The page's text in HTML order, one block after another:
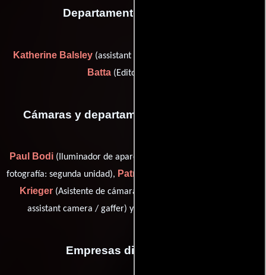
Departamento de editorial
Katherine Balsley(assistant editor (as Kate Balsley)) y
Batta(Editor asistente)
Cámaras y departamento de electricidad
Paul Bodi (Iluminador de aparejo),
fotografía: segunda unidad), Patrick Harsch
Krieger(Asistente de cámara),
assistant camera / gaffer) y
Empresas distribuidoras